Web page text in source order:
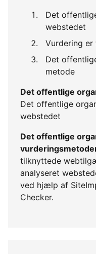
Det
webstedet
Vurdering
Det
metode
Det offentlige
Det offentlige
webstedet
Det offentlige
tilknyttede
analyseret
ved hjælp af
Checker.